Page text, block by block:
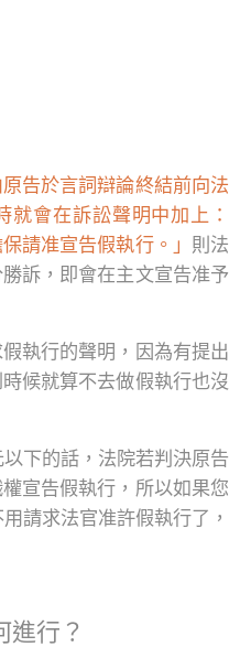
告於言詞辯論終結前向法
就會在訴訟聲明中加上：
請准宣告假執行。」 則法
訴，即會在主文宣告准予
執行的聲明，因為有提出
候就算不去做假執行也沒
下的話，法院若判決原告
宣告假執行，所以如果您
請求法官准許假執行了，
進行？